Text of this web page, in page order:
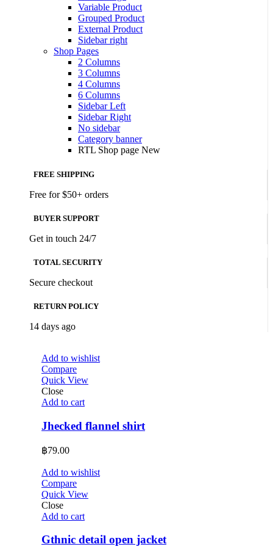
Variable Product
Grouped Product
External Product
Sidebar right
Shop Pages
2 Columns
3 Columns
4 Columns
6 Columns
Sidebar Left
Sidebar Right
No sidebar
Category banner
RTL Shop page New
FREE SHIPPING
Free for $50+ orders
BUYER SUPPORT
Get in touch 24/7
TOTAL SECURITY
Secure checkout
RETURN POLICY
14 days ago
Add to wishlist
Compare
Quick View
Close
Add to cart
Jhecked flannel shirt
฿79.00
Add to wishlist
Compare
Quick View
Close
Add to cart
Gthnic detail open jacket